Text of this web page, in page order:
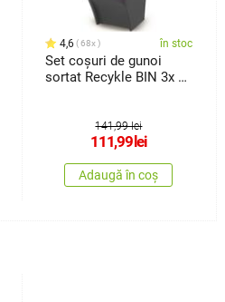
4,6 68x în stoc
Set coșuri de gunoi
sortat Recykle BIN 3x 25
141,99 lei
111,99 lei
Adaugă în coș